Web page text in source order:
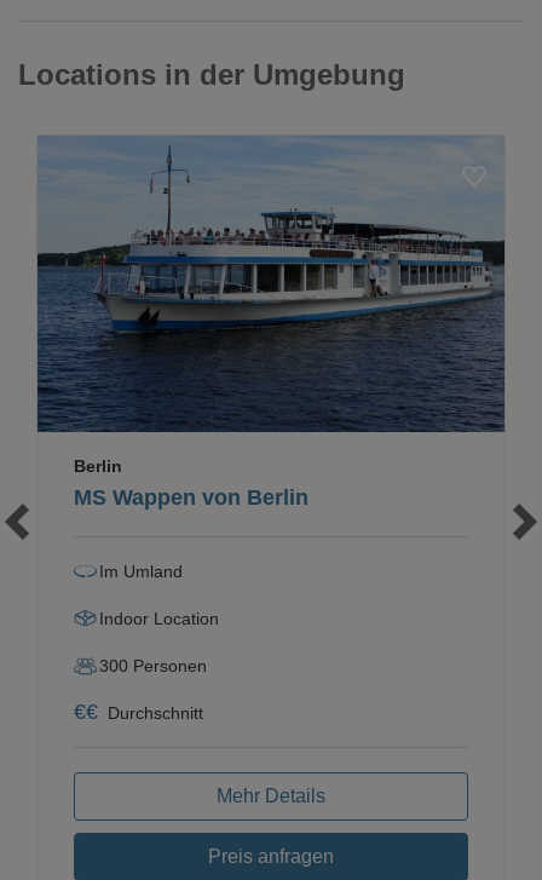
Locations in der Umgebung
MS Wappen von Berlin
Berlin
Im Umland
Indoor Location
300 Personen
€€ Durchschnitt
Mehr Details
Preis anfragen